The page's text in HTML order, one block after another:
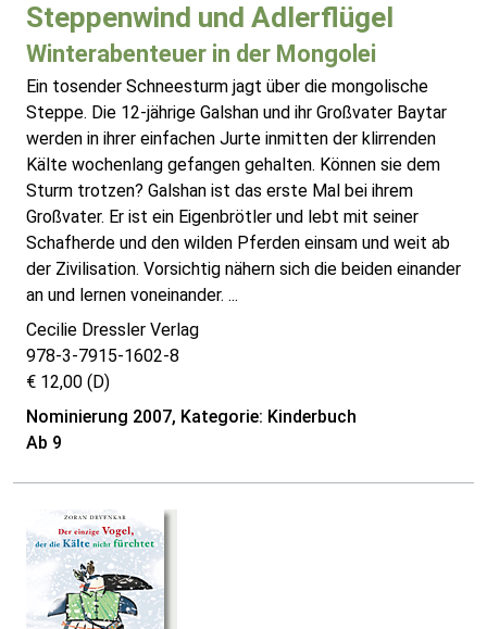
Steppenwind und Adlerflügel
Winterabenteuer in der Mongolei
Ein tosender Schneesturm jagt über die mongolische
Steppe. Die 12-jährige Galshan und ihr Großvater Baytar
werden in ihrer einfachen Jurte inmitten der klirrenden
Kälte wochenlang gefangen gehalten. Können sie dem
Sturm trotzen? Galshan ist das erste Mal bei ihrem
Großvater. Er ist ein Eigenbrötler und lebt mit seiner
Schafherde und den wilden Pferden einsam und weit ab
der Zivilisation. Vorsichtig nähern sich die beiden einander
an und lernen voneinander. ...
Cecilie Dressler Verlag
978-3-7915-1602-8
€ 12,00 (D)
Nominierung 2007, Kategorie: Kinderbuch
Ab 9